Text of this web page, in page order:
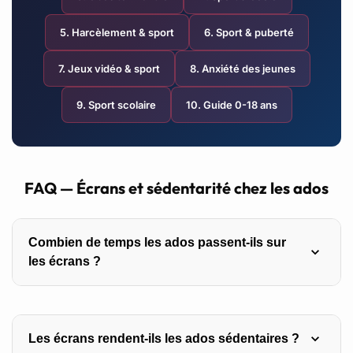
5. Harcèlement & sport 6. Sport & puberté
7. Jeux vidéo & sport 8. Anxiété des jeunes
9. Sport scolaire 10. Guide 0-18 ans
FAQ — Écrans et sédentarité chez les ados
Combien de temps les ados passent-ils sur
les écrans ?
5,4 heures par jour en moyenne hors école en France
Les écrans rendent-ils les ados sédentaires ?